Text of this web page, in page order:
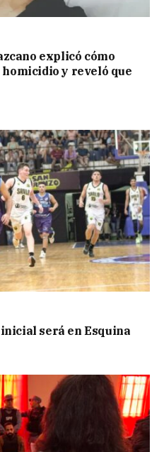
explicó cómo
y reveló que
será en Esquina